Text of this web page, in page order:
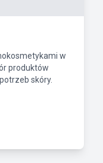
w
produktów
skóry.